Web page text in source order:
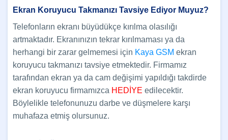
Ekran Koruyucu Takmanızı Tavsiye Ediyor Muyuz?
Telefonların ekranı büyüdükçe kırılma olasılığı
artmaktadır. Ekranınızın tekrar kırılmaması ya da
herhangi bir zarar gelmemesi için Kaya GSM ekran
koruyucu takmanızı tavsiye etmektedir. Firmamız
tarafından ekran ya da cam değişimi yapıldığı takdirde
ekran koruyucu firmamızca HEDİYE edilecektir.
Böylelikle telefonunuzu darbe ve düşmelere karşı
muhafaza etmiş olursunuz.